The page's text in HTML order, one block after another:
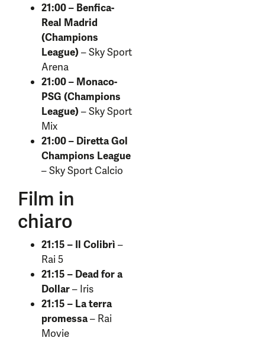
21:00 – Benfica-
Real Madrid
(Champions
League)– Sky Sport
Arena
21:00 – Monaco-
PSG (Champions
League)– Sky Sport
Mix
21:00 – Diretta Gol
Champions League
– Sky Sport Calcio
Film in
chiaro
21:15 – Il Colibrì –
Rai 5
21:15 – Dead for a
Dollar– Iris
21:15 – La terra
promessa– Rai
Movie